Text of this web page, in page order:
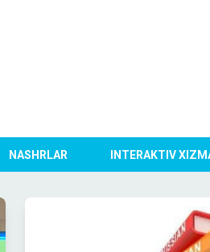
NASHRLAR INTERAKTIV